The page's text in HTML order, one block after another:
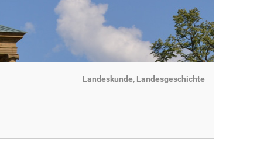
Landeskunde, Landesgeschichte